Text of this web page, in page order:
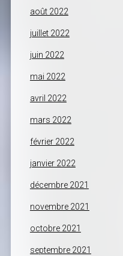
août 2022
juillet 2022
juin 2022
mai 2022
avril 2022
mars 2022
février 2022
janvier 2022
décembre 2021
novembre 2021
octobre 2021
septembre 2021